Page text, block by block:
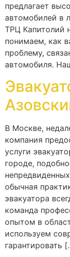
предлагает
автомобилей в
ТРЦ Капитолий
понимаем, как
проблему,
автомобиля.
В Москве,
компания
услуги
городе,
обычная
эвакуатора
команда
опытом в
используем
гарантировать